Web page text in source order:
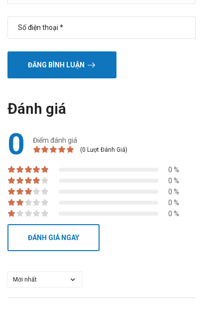
ĐĂNG BÌNH LUẬN
Đánh giá
0 Điểm đánh giá
(0 Lượt Đánh Giá)
0 %
0 %
0 %
0 %
0 %
ĐÁNH GIÁ NGAY